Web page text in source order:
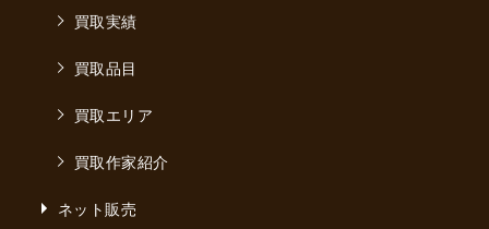
買取実績
買取品目
買取エリア
買取作家紹介
ネット販売